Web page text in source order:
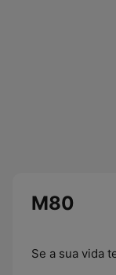
M80
Se a sua vida